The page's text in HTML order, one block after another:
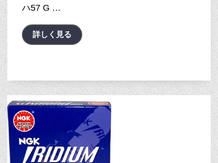
ハ57 G …
詳しく見る